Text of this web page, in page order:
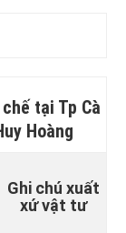
tại Tp Cà
Hoàng
Ghi chú xuất
xứ vật tư